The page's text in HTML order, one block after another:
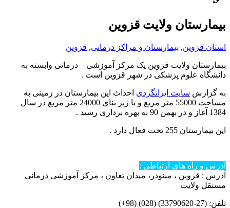
بیمارستان ولایت قزوین
استان قزوین, بیمارستان و مراکز درمانی, قزوین
بیمارستان ولایت قزوین یک مرکز آموزشی – درمانی وابسته به
دانشگاه علوم پزشکی در شهر قزوین است .
به گزارش سایت ایرانگردی احداث این بیمارستان در زمینی به
مساحت 55000 متر مربع و با زیر بنای 24000 متر مربع در سال
1384 آغاز و در بهمن 90 به بهره برداری رسید .
این بیمارستان 255 تخت فعال دارد .
آدرس و راه های ارتباطی :
آدرس : قزوین ، مینودر، میدان تعاون ، مرکز آموزشی درمانی
مستقل ولایت
تلفن: (27-33790620) (028) (98+)